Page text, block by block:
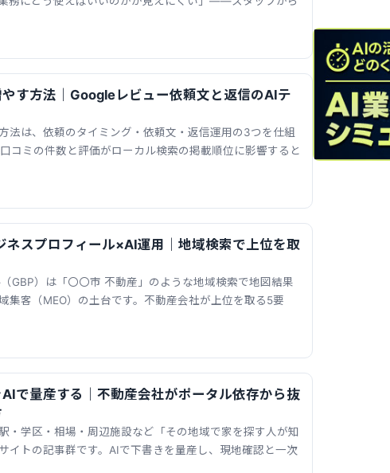
す方法｜Googleレビュー依頼文と返信のAIテ
法は、依頼のタイミング・依頼文・返信運用の3つを仕組
コミの件数と評価がローカル検索の掲載順位に影響すると
ネスプロフィール×AI運用｜地域検索で上位を取
GBP）は「〇〇市 不動産」のような地域検索で地図結果
集客（MEO）の土台です。不動産会社が上位を取る5要
で量産する｜不動産会社がポータル依存から抜
・学区・相場・周辺施設など「その地域で家を探す人が知
イトの記事群です。AIで下書きを量産し、現地確認と一次